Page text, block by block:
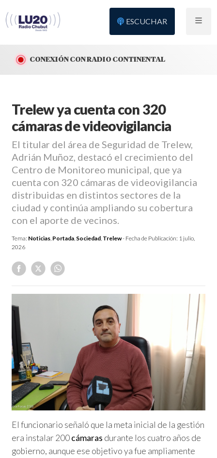
ESCUCHAR
CONEXIÓN CON RADIO CONTINENTAL
Trelew ya cuenta con 320
cámaras de videovigilancia
El titular del área de Seguridad de Trelew,
Adrián Muñoz, destacó el crecimiento del
Centro de Monitoreo municipal, que ya
cuenta con 320 cámaras de videovigilancia
distribuidas en distintos sectores de la
ciudad y continúa ampliando su cobertura
con el aporte de vecinos.
Tema: Noticias, Portada, Sociedad, Trelew- Fecha de Publicación: 1 julio,
2026
El funcionario señaló que la meta inicial de la gestión
era instalar 200cámaras durante los cuatro años de
gobierno, aunque ese objetivo ya fue ampliamente